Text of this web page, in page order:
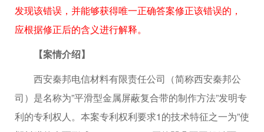
发现该错误，并能够获得唯一正确答案修正该错误的，
应根据修正后的含义进行解释。
【案情介绍】
西安秦邦电信材料有限责任公司（简称西安秦邦公
司）是名称为”平滑型金属屏蔽复合带的制作方法”发明专
利的专利权人。本案专利权利要求1的技术特征之一为”使